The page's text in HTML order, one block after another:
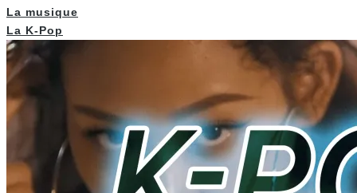
La musique
La K-Pop